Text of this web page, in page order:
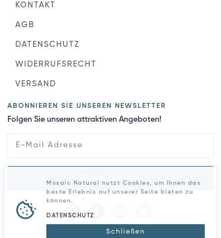
KONTAKT
AGB
DATENSCHUTZ
WIDERRUFSRECHT
VERSAND
ABONNIEREN SIE UNSEREN NEWSLETTER
Folgen Sie unseren attraktiven Angeboten!
Mosaic Natural nutzt Cookies, um Ihnen das
beste Erlebnis auf unserer Seite bieten zu
können.
DATENSCHUTZ
Schließen